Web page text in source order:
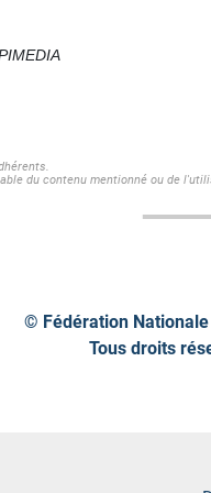
du contenu mentionné ou de
© Fédération
Tous droits